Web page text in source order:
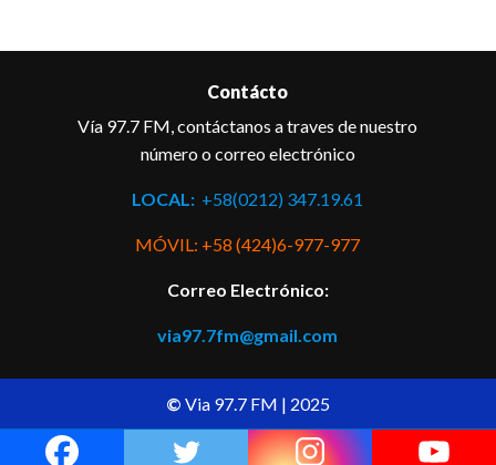
Contácto
Vía 97.7 FM, contáctanos a traves de nuestro
número o correo electrónico
LOCAL: +58(0212) 347.19.61
MÓVIL: +58 (424)6-977-977
Correo Electrónico:
via97.7fm@gmail.com
© Via 97.7 FM | 2025